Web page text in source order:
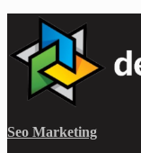
Seo Marketing